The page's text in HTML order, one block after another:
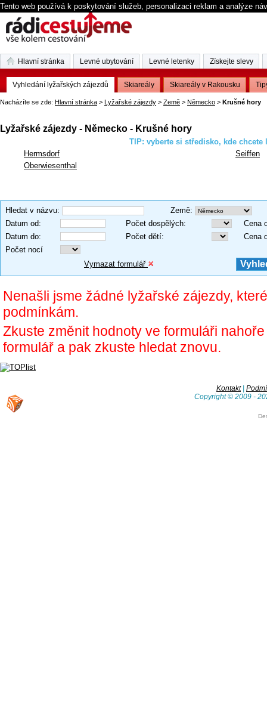
Tento web používá k poskytování služeb, personalizaci reklam a analýze
Nacházíte se zde: Hlavní stránka > Lyžařské zájezdy > Země > Německo > Krušné hory
Lyžařské zájezdy - Německo - Krušné hory
TIP: vyberte si středisko, kde chcete
Hermsdorf
Oberwiesenthal
Seiffen
Hledat v názvu: Země:
Datum od: Počet dospělých:
Cena
Datum do: Počet dětí:
Cena
Počet nocí
Vymazat formulář
Nenašli jsme žádné lyžařské zájezdy,
podmínkám.
Zkuste změnit hodnoty ve formuláři
formulář a pak zkuste hledat znovu.
Kontakt|
Copyright © 2009 -
Hlavní stránka Levné ubytování Levné letenky Získejte slevy
Vyhledání lyžařských zájezdů Skiareály Skiareály v Rakousku